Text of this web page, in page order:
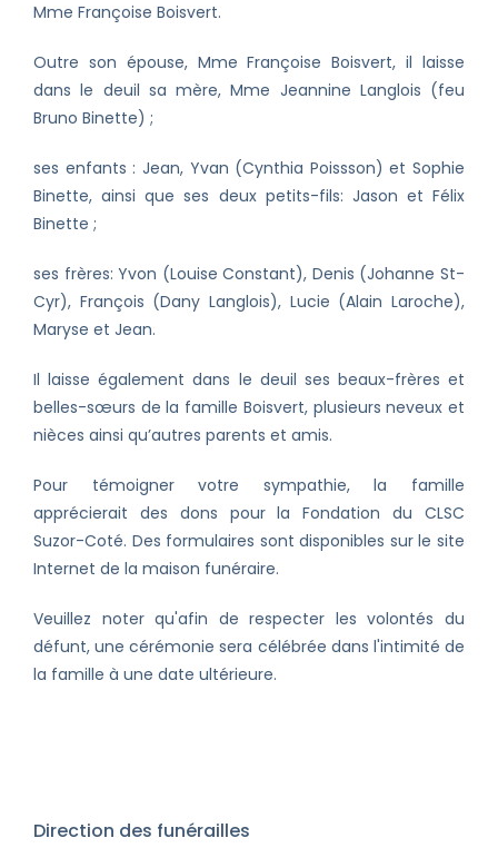
Mme Françoise Boisvert.
Outre son épouse, Mme Françoise Boisvert, il laisse
dans le deuil sa mère, Mme Jeannine Langlois (feu
Bruno Binette) ;
ses enfants : Jean, Yvan (Cynthia Poissson) et Sophie
Binette, ainsi que ses deux petits-fils: Jason et Félix
Binette ;
ses frères: Yvon (Louise Constant), Denis (Johanne St-
Cyr), François (Dany Langlois), Lucie (Alain Laroche),
Maryse et Jean.
Il laisse également dans le deuil ses beaux-frères et
belles-sœurs de la famille Boisvert, plusieurs neveux et
nièces ainsi qu’autres parents et amis.
Pour témoigner votre sympathie, la famille
apprécierait des dons pour la Fondation du CLSC
Suzor-Coté. Des formulaires sont disponibles sur le site
Internet de la maison funéraire.
Veuillez noter qu'afin de respecter les volontés du
défunt, une cérémonie sera célébrée dans l'intimité de
la famille à une date ultérieure.
Direction des funérailles